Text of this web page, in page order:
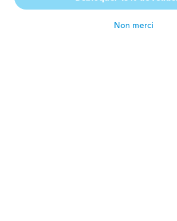
Non merci